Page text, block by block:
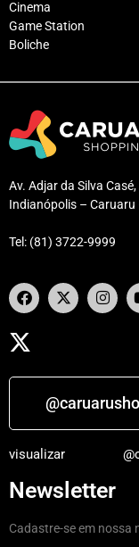
Cinema
Game Station
Boliche
Av. Adjar da Silva
Indianópolis – Caruaru
Tel: (81) 3722-9999
visualizar
Newsletter
Cadastre-se em nossa